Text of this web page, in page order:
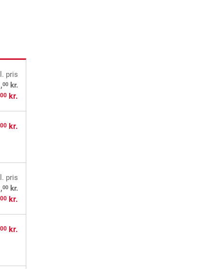
pris
00 kr.
00 kr.
00 kr.
pris
00 kr.
00 kr.
00 kr.